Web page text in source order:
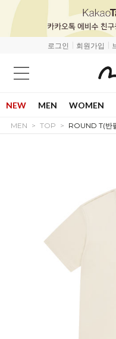
로그인 회원가입
NEW MEN WOMEN
MEN TOP ROUND T(반